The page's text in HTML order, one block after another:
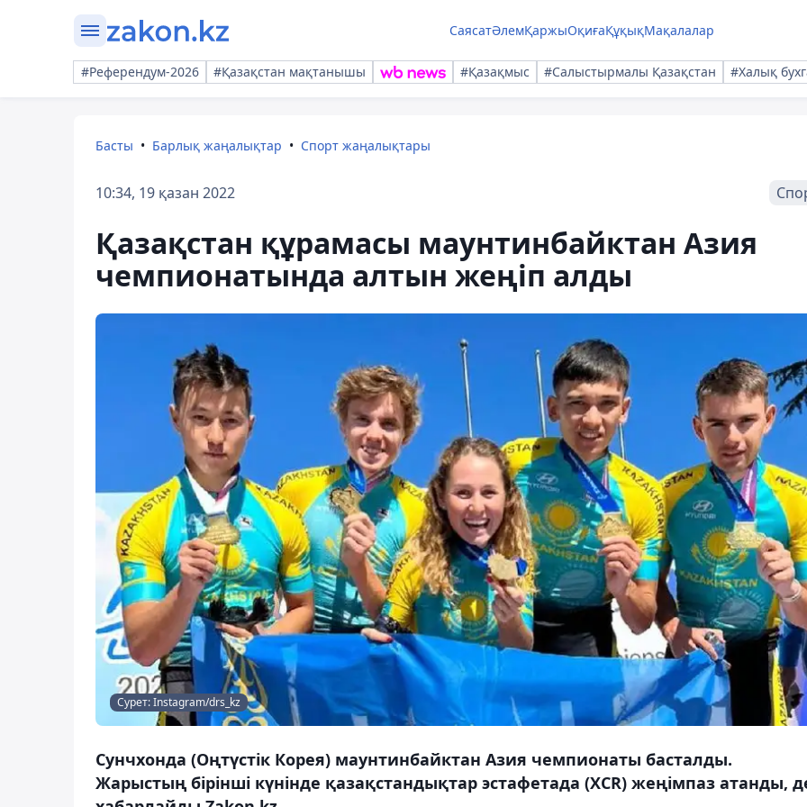
СаясатӘлемҚаржыОқиғаҚұқықМақалалар
#Референдум-2026 #Қазақстан мақтанышы #Қазақмыс #Салыстырмалы Қазақстан #Халық
Басты Барлық жаңалықтар Спорт жаңалықтары
10:34, 19 қазан 2022
Қазақстан құрамасы маунтинбайктан Азия
чемпионатында алтын жеңіп алды
Сурет: Instagram/drs_kz
Сунчхонда (Оңтүстік Корея) маунтинбайктан Азия чемпионаты басталды.
Жарыстың бірінші күнінде қазақстандықтар эстафетада (XCR) жеңімпаз атанды,